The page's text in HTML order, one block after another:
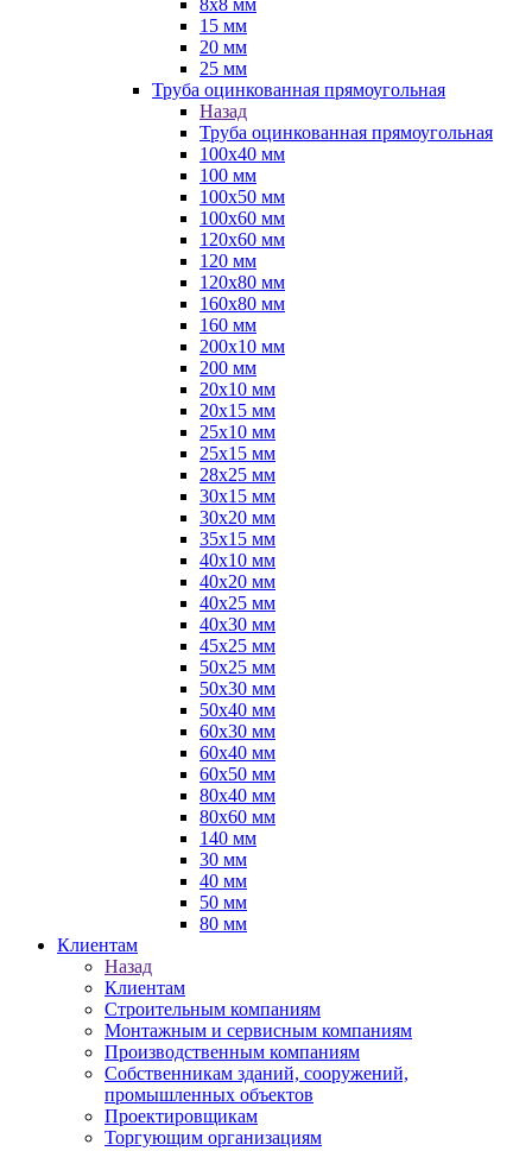
8х8 мм
15 мм
20 мм
25 мм
Труба оцинкованная прямоугольная
Назад
Труба оцинкованная прямоугольная
100х40 мм
100 мм
100х50 мм
100х60 мм
120х60 мм
120 мм
120х80 мм
160х80 мм
160 мм
200х10 мм
200 мм
20х10 мм
20х15 мм
25х10 мм
25х15 мм
28х25 мм
30х15 мм
30х20 мм
35х15 мм
40х10 мм
40х20 мм
40х25 мм
40х30 мм
45х25 мм
50х25 мм
50х30 мм
50х40 мм
60х30 мм
60х40 мм
60х50 мм
80х40 мм
80х60 мм
140 мм
30 мм
40 мм
50 мм
80 мм
Клиентам
Назад
Клиентам
Строительным компаниям
Монтажным и сервисным компаниям
Производственным компаниям
Собственникам зданий, сооружений,
промышленных объектов
Проектировщикам
Торгующим организациям